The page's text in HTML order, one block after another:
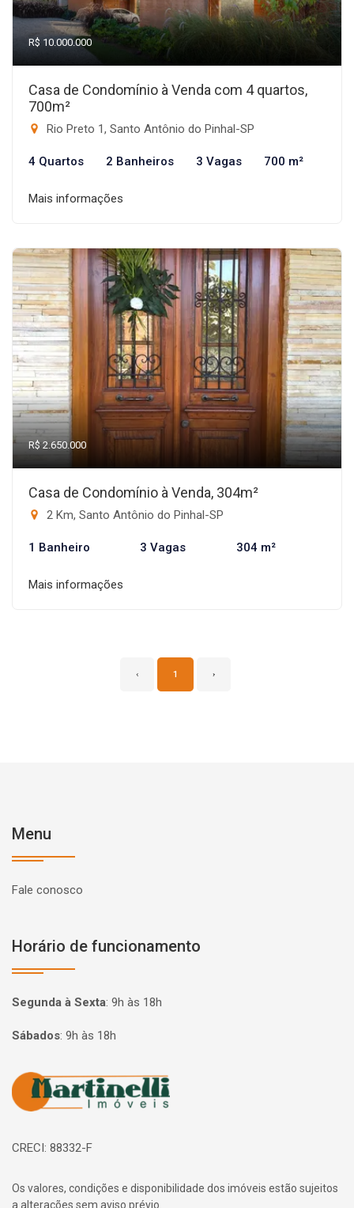
R$ 10.000.000
Casa de Condomínio à Venda com 4 quartos,
700m²
Rio Preto 1, Santo Antônio do Pinhal-SP
4 Quartos 2 Banheiros 3 Vagas 700 m²
Mais informações
R$ 2.650.000
Casa de Condomínio à Venda, 304m²
2 Km, Santo Antônio do Pinhal-SP
1 Banheiro 3 Vagas 304 m²
Mais informações
‹ 1 ›
Menu
Fale conosco
Horário de funcionamento
Segunda à Sexta: 9h às 18h
Sábados: 9h às 18h
Página inicial
CRECI: 88332-F
Os valores, condições e disponibilidade dos imóveis estão sujeitos
a alterações sem aviso prévio.